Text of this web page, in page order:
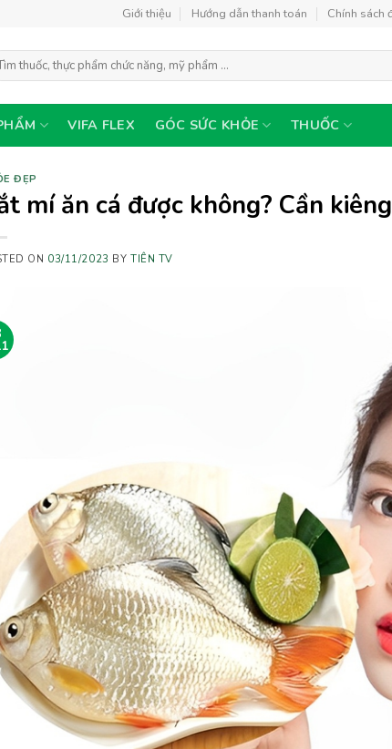
Giới thiệu Hướng dẫn thanh toán Chính sách
VIFA FLEX GÓC SỨC KHỎE THUỐC
ĐẸP
mí ăn cá được không? Cần
ON 03/11/2023 BY TIÊN TV